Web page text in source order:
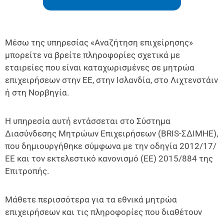
ΕΛΛΗΝΙΚΆ
Μέσω της υπηρεσίας «Αναζήτηση επιχείρησης»
μπορείτε να βρείτε πληροφορίες σχετικά με
εταιρείες που είναι καταχωρισμένες σε μητρώα
επιχειρήσεων στην ΕΕ, στην Ισλανδία, στο Λιχτενστάιν
ή στη Νορβηγία.
Η υπηρεσία αυτή εντάσσεται στο Σύστημα
Διασύνδεσης Μητρώων Επιχειρήσεων (BRIS-ΣΔΙΜΗΕ),
που δημιουργήθηκε σύμφωνα με την οδηγία 2012/17/
ΕΕ και τον εκτελεστικό κανονισμό (ΕΕ) 2015/884 της
Επιτροπής.
Μάθετε περισσότερα για τα εθνικά μητρώα
επιχειρήσεων και τις πληροφορίες που διαθέτουν